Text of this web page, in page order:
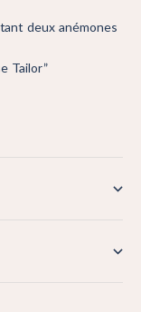
deux anémones
Tailor”